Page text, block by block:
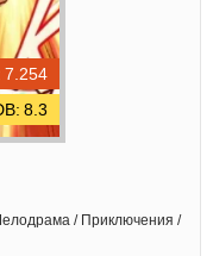
7.254
8.3
/ Приключения /